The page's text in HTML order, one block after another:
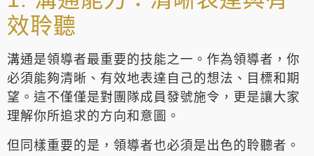
效聆聽
溝通是領導者最重要的技能之一。作為領導者，你
必須能夠清晰、有效地表達自己的想法、目標和期
望。這不僅僅是對團隊成員發號施令，更是讓大家
理解你所追求的方向和意圖。
但同樣重要的是，領導者也必須是出色的聆聽者。